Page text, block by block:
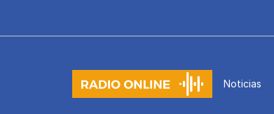
Noticias